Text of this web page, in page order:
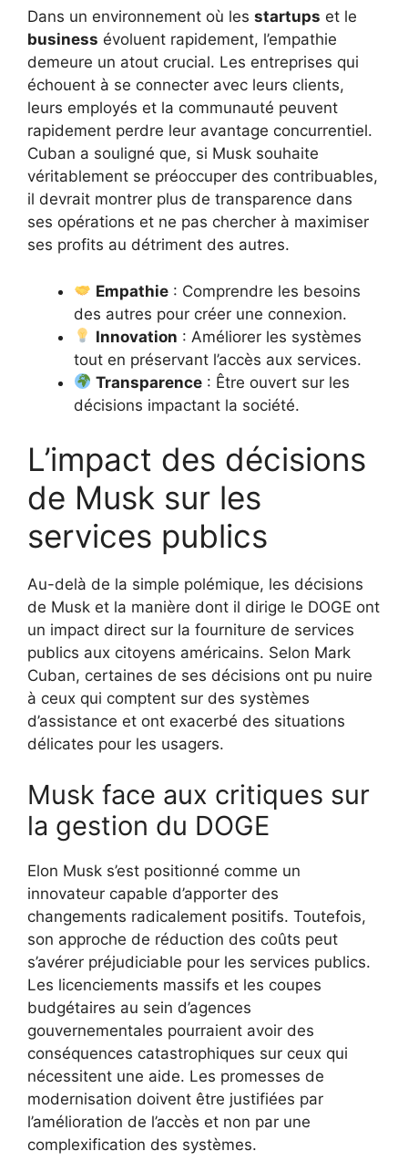
Dans un environnement où les startups et le
business évoluent rapidement, l’empathie
demeure un atout crucial. Les entreprises qui
échouent à se connecter avec leurs clients,
leurs employés et la communauté peuvent
rapidement perdre leur avantage concurrentiel.
Cuban a souligné que, si Musk souhaite
véritablement se préoccuper des contribuables,
il devrait montrer plus de transparence dans
ses opérations et ne pas chercher à maximiser
ses profits au détriment des autres.
Empathie : Comprendre les besoins
des autres pour créer une connexion.
Innovation : Améliorer les systèmes
tout en préservant l’accès aux services.
Transparence : Être ouvert sur les
décisions impactant la société.
L’impact des décisions
de Musk sur les
services publics
Au-delà de la simple polémique, les décisions
de Musk et la manière dont il dirige le DOGE ont
un impact direct sur la fourniture de services
publics aux citoyens américains. Selon Mark
Cuban, certaines de ses décisions ont pu nuire
à ceux qui comptent sur des systèmes
d’assistance et ont exacerbé des situations
délicates pour les usagers.
Musk face aux critiques sur
la gestion du DOGE
Elon Musk s’est positionné comme un
innovateur capable d’apporter des
changements radicalement positifs. Toutefois,
son approche de réduction des coûts peut
s’avérer préjudiciable pour les services publics.
Les licenciements massifs et les coupes
budgétaires au sein d’agences
gouvernementales pourraient avoir des
conséquences catastrophiques sur ceux qui
nécessitent une aide. Les promesses de
modernisation doivent être justifiées par
l’amélioration de l’accès et non par une
complexification des systèmes.